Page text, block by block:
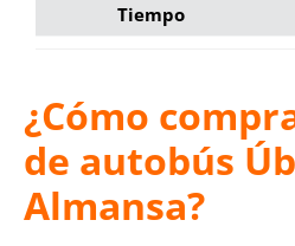
Tiempo
¿Cómo
de autobús
Almansa?